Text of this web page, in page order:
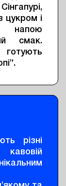
цукром і
напою
смак.
різні